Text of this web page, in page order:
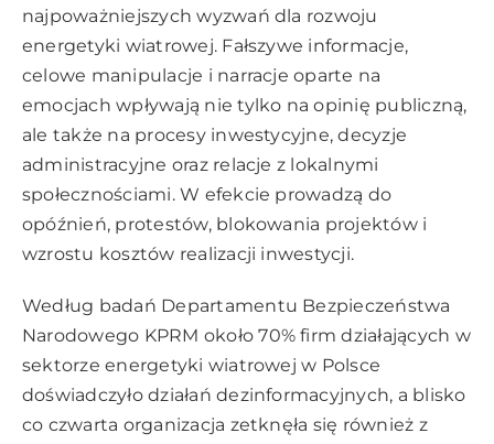
najpoważniejszych wyzwań dla rozwoju
energetyki wiatrowej. Fałszywe informacje,
celowe manipulacje i narracje oparte na
emocjach wpływają nie tylko na opinię publiczną,
ale także na procesy inwestycyjne, decyzje
administracyjne oraz relacje z lokalnymi
społecznościami. W efekcie prowadzą do
opóźnień, protestów, blokowania projektów i
wzrostu kosztów realizacji inwestycji.
Według badań Departamentu Bezpieczeństwa
Narodowego KPRM około 70% firm działających w
sektorze energetyki wiatrowej w Polsce
doświadczyło działań dezinformacyjnych, a blisko
co czwarta organizacja zetknęła się również z